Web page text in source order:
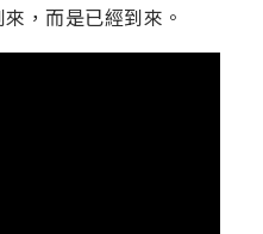
，而是已經到來。